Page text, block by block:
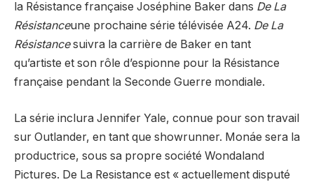
la Résistance française Joséphine Baker dans De La
Résistanceune prochaine série télévisée A24. De La
Résistancesuivra la carrière de Baker en tant
qu’artiste et son rôle d’espionne pour la Résistance
française pendant la Seconde Guerre mondiale.
La série inclura Jennifer Yale, connue pour son travail
sur Outlander, en tant que showrunner. Monáe sera la
productrice, sous sa propre société Wondaland
Pictures. De La Resistance est « actuellement disputé